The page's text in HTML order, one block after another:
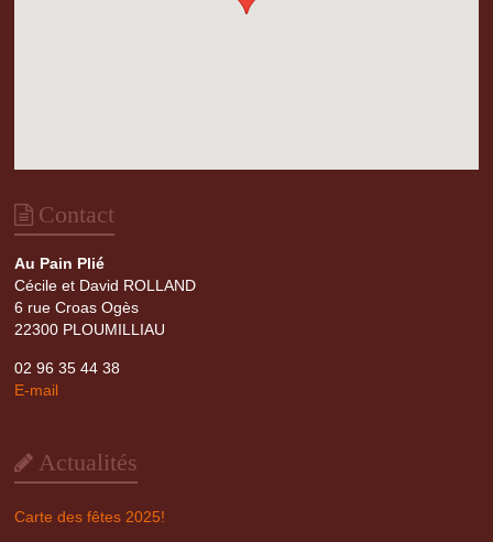
Contact
Au Pain Plié
Cécile et David ROLLAND
6 rue Croas Ogès
22300 PLOUMILLIAU
02 96 35 44 38
E-mail
Actualités
Carte des fêtes 2025!